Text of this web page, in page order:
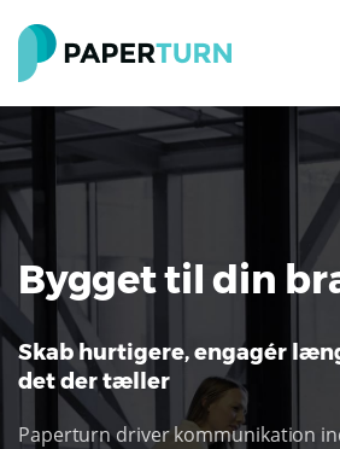
Bygget til din
Skab hurtigere, engagér
det der tæller
Paperturn driver kommunikation